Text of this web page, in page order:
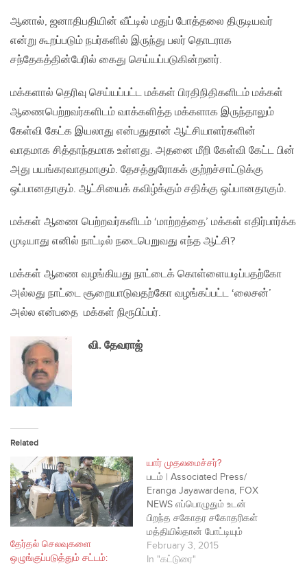
ஆனால், ஜனாதிபதியின் வீட்டில் மதுப் போத்தலை திருடியவர்
என்று கூறப்படும் நபர்களில் இருந்து பலர் தொடராக
சந்தேகத்தின்பேரில் கைது செய்யப்படுகின்றனர்.
மக்களால் தெரிவு செய்யப்பட்ட மக்கள் பிரதிநிதிகளிடம் மக்கள்
ஆணைபெற்றவர்களிடம் வாக்களித்த மக்களாக இருந்தாலும்
கேள்வி கேட்க இயலாது என்பதுதான் ஆட்சியாளர்களின்
வாதமாக சித்தாந்தமாக உள்ளது. அதனை மீறி கேள்வி கேட்ட பின்
அது பயங்கரவாதமாகும். தேசத்துரோகக் குற்றச்சாட்டுக்கு
ஒப்பானதாகும். ஆட்சியைக் கவிழ்க்கும் சதிக்கு ஒப்பானதாகும்.
மக்கள் ஆணை பெற்றவர்களிடம் ‘மாற்றத்தை’ மக்கள் எதிர்பார்க்க
முடியாது எனில் நாட்டில் நடைபெறுவது எந்த ஆட்சி?
மக்கள் ஆணை வழங்கியது நாட்டைக் கொள்ளையடிப்பதற்கோ
அல்லது நாட்டை சூறையாடுவதற்கோ வழங்கப்பட்ட ‘லைசன்’
அல்ல என்பதை மக்கள் நிரூபிப்பர்.
வி. தேவராஜ்
Related
தேர்தல் செலவுகளை
ஒழுங்குப்படுத்தும் சட்டம்:
யார் முதலமைச்சர்?
படம் | Associated Press/
Eranga Jayawardena, FOX
NEWS எப்பொழுதும் உடன்
பிறந்த சகோதர சகோதரிகள்
மத்தியில்தான் போட்டியும்
பொறாமையும் அதிகளவு
இருக்கும் என எனது தாயார்
February 3, 2015
In "கட்டுரை"